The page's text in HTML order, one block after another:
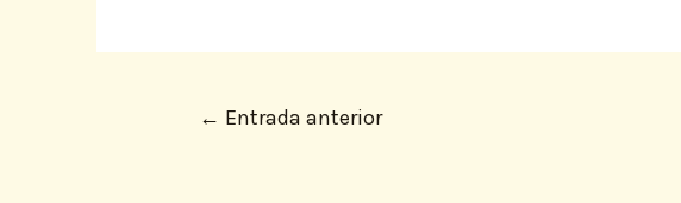
← Entrada anterior